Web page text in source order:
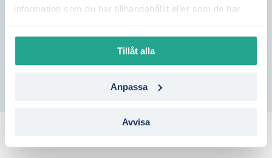
information som du har tillhandahållit eller som de har
Tillåt alla
Anpassa
Avvisa
Vill du se vilka elavtal som passar bäst i